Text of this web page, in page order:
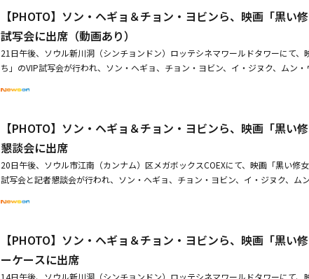
めご了承ください。・【PHOTO】ソン・ヘギョ＆チョン・ヨビンら、映画「黒い
会に出席（動画あり）・ソン・ヘギョ、映画「黒い修女たち」で喫煙の演技に挑
した
【PHOTO】ソン・ヘギョ＆チョン・ヨビンら、映画「黒い
試写会に出席（動画あり）
21日午後、ソウル新川洞（シンチョンドン）ロッテシネマワールドタワーにて、
ち」のVIP試写会が行われ、ソン・ヘギョ、チョン・ヨビン、イ・ジヌク、ムン・
たという評価を受けて観客を魅了した「プリースト 悪魔を葬る者」の続編で、
ユラ＆イム・ジヨンら、映画「黒い修女たち」VIP試写会に出席（動画あり）・
「黒い修女たち」で喫煙の演技に挑戦6ヶ月前から練習した
【PHOTO】ソン・ヘギョ＆チョン・ヨビンら、映画「黒い
懇談会に出席
20日午後、ソウル市江南（カンナム）区メガボックスCOEXにて、映画「黒い修
試写会と記者懇談会が行われ、ソン・ヘギョ、チョン・ヨビン、イ・ジヌク、ム
を魅了した「プリースト 悪魔を葬る者」の続編で、強力な悪霊にとりつかれた
たち」ショーケースに出席・ソン・ヘギョ＆チョン・ヨビン主演の映画「黒い修
映像とポスターを公開
【PHOTO】ソン・ヘギョ＆チョン・ヨビンら、映画「黒い
ーケースに出席
14日午後、ソウル新川洞（シンチョンドン）ロッテシネマワールドタワーにて、